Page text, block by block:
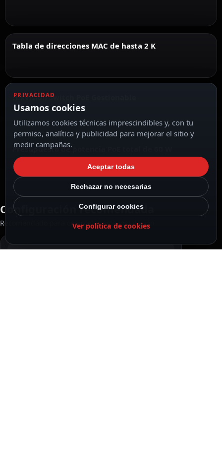
Tabla de direcciones MAC de hasta 2 K
Hikvision Switch PoE Gestionable
Presupuesto de potencia PoE total de 60 W
Configuración recomendada
Recomendado para completar esta instalación
PRIVACIDAD
Usamos cookies
Utilizamos cookies técnicas imprescindibles y, con tu
permiso, analítica y publicidad para mejorar el sitio y
medir campañas.
Aceptar todas
Rechazar no necesarias
Configurar cookies
Ver política de cookies